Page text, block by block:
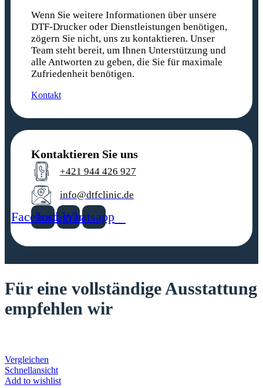
Wenn Sie weitere Informationen über unsere
DTF-Drucker oder Dienstleistungen benötigen,
zögern Sie nicht, uns zu kontaktieren. Unser
Team steht bereit, um Ihnen Unterstützung und
alle Antworten zu geben, die Sie für maximale
Zufriedenheit benötigen.
Kontakt
Kontaktieren Sie uns
+421 944 426 927
info@dtfclinic.de
FacebookInstagramWhatsapp
Für eine vollständige Ausstattung
empfehlen wir
Vergleichen
Schnellansicht
Add to wishlist